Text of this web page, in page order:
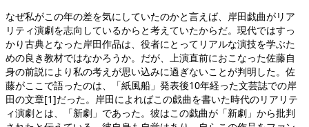
なぜ私がこの年の差を気にしていたのかと言えば、岸田戯曲がリア
リティ演劇を志向しているからと考えていたからだ。現代ではすっ
かり古典となった岸田作品は、役者にとってリアルな演技を学ぶた
めの良き教材ではなかろうか。だが、上演直前におこなった佐藤自
身の前説により私の考えが思い込みに過ぎないことが判明した。佐
藤がここで語ったのは、「紙風船」発表後10年経った文芸誌での岸
田の文章[1]だった。岸田によればこの戯曲を書いた時代のリアリテ
ィ演劇とは、「新劇」であった。彼はこの戯曲が「新劇」から批判